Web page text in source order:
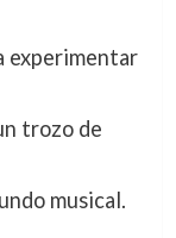
experimentar
trozo de
musical.